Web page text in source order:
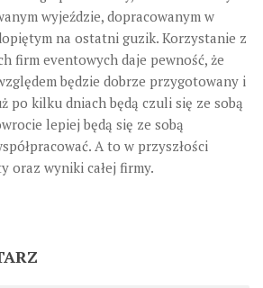
wyjeździe, dopracowanym w
na ostatni guzik. Korzystanie z
firm eventowych daje pewność, że
będzie dobrze przygotowany i
po kilku dniach będą czuli się ze sobą
lepiej będą się ze sobą
A to w przyszłości
oraz wyniki całej firmy.